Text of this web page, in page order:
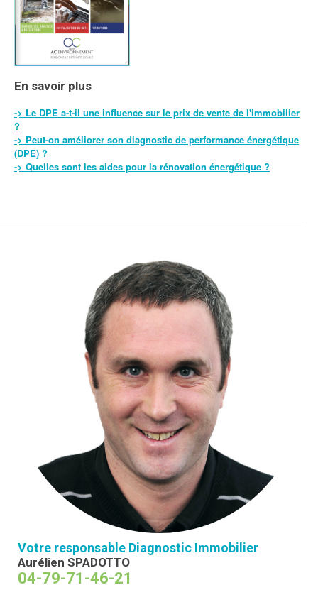
En savoir plus
-> Le DPE a-t-il une influence sur le prix de vente de l'immobilier
?
-> Peut-on améliorer son diagnostic de performance énergétique
(DPE) ?
-> Quelles sont les aides pour la rénovation énergétique ?
Votre responsable Diagnostic Immobilier
Aurélien SPADOTTO
04-79-71-46-21